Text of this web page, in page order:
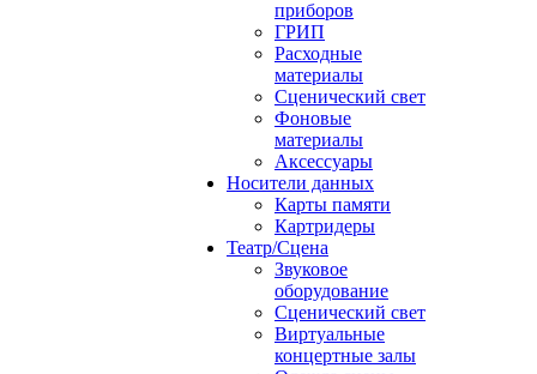
приборов
ГРИП
Расходные
материалы
Сценический свет
Фоновые
материалы
Аксессуары
Носители данных
Карты памяти
Картридеры
Театр/Сцена
Звуковое
оборудование
Сценический свет
Виртуальные
концертные залы